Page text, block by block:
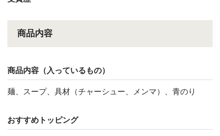
商品内容
商品内容（入っているもの）
麺、スープ、具材（チャーシュー、メンマ）、青のり
おすすめトッピング